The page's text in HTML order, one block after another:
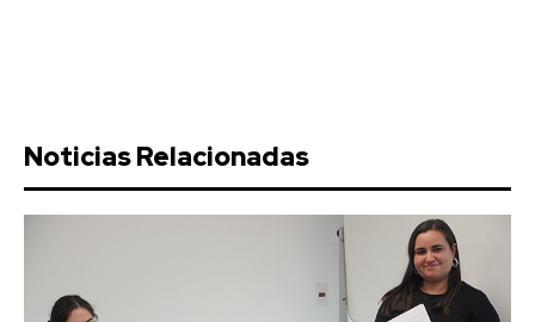
Noticias Relacionadas